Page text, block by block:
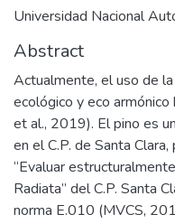
Universidad Nacional
Abstract
Actualmente, el uso de
ecológico y eco
et al., 2019). El pino es
en el C.P. de Santa
“Evaluar
Radiata” del C.P. Santa
norma E.010 (MVCS,